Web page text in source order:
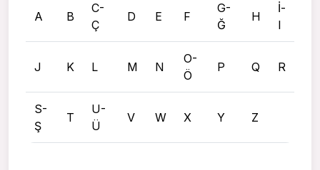
A B
C-
Ç
D E F
G-
Ğ
H
İ-
I
J K L M N
O-
Ö
P Q R
S-
Ş
T
U-
Ü
V W X Y Z